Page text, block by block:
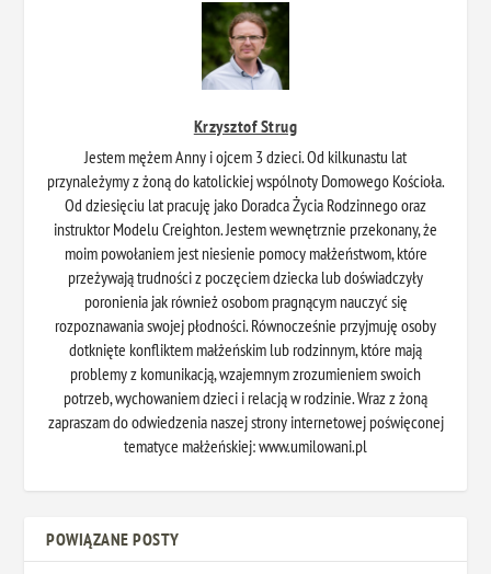
Krzysztof Strug
Jestem mężem Anny i ojcem 3 dzieci. Od kilkunastu lat
przynależymy z żoną do katolickiej wspólnoty Domowego Kościoła.
Od dziesięciu lat pracuję jako Doradca Życia Rodzinnego oraz
instruktor Modelu Creighton. Jestem wewnętrznie przekonany, że
moim powołaniem jest niesienie pomocy małżeństwom, które
przeżywają trudności z poczęciem dziecka lub doświadczyły
poronienia jak również osobom pragnącym nauczyć się
rozpoznawania swojej płodności. Równocześnie przyjmuję osoby
dotknięte konfliktem małżeńskim lub rodzinnym, które mają
problemy z komunikacją, wzajemnym zrozumieniem swoich
potrzeb, wychowaniem dzieci i relacją w rodzinie. Wraz z żoną
zapraszam do odwiedzenia naszej strony internetowej poświęconej
tematyce małżeńskiej: www.umilowani.pl
POWIĄZANE POSTY